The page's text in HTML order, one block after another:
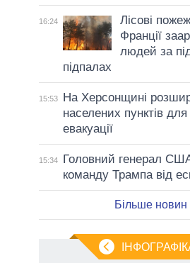
16:24
Лісові
Франції
людей за
підпалах
15:53
На Херсонщині
населених пунктів для
евакуації
15:34
Головний генерал США
команду Трампа від
Більше новин